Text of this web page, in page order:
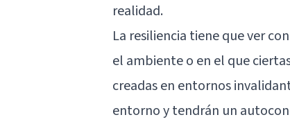
realidad.
La resiliencia tiene que ver
el ambiente o en el que
creadas en entornos
entorno y tendrán un